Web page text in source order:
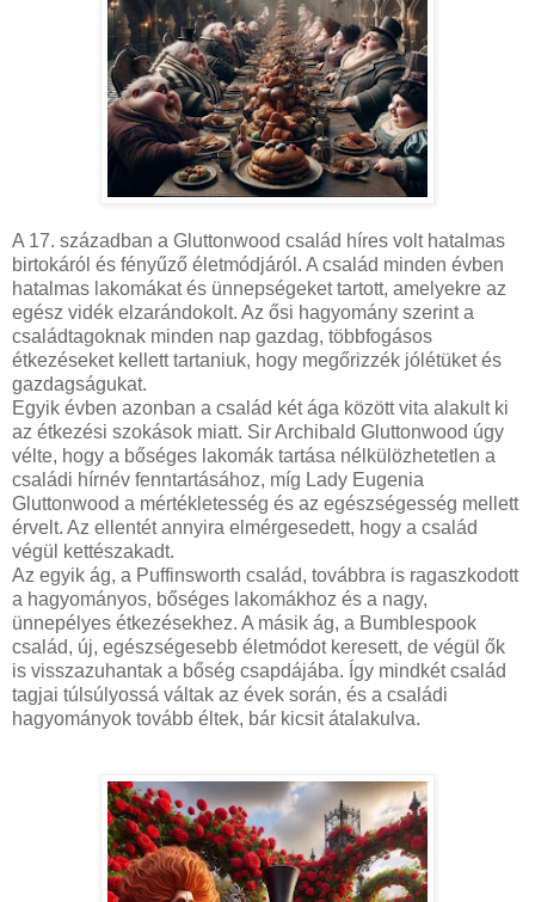
A 17. században a Gluttonwood család híres volt hatalmas
birtokáról és fényűző életmódjáról. A család minden évben
hatalmas lakomákat és ünnepségeket tartott, amelyekre az
egész vidék elzarándokolt. Az ősi hagyomány szerint a
családtagoknak minden nap gazdag, többfogásos
étkezéseket kellett tartaniuk, hogy megőrizzék jólétüket és
gazdagságukat.
Egyik évben azonban a család két ága között vita alakult ki
az étkezési szokások miatt. Sir Archibald Gluttonwood úgy
vélte, hogy a bőséges lakomák tartása nélkülözhetetlen a
családi hírnév fenntartásához, míg Lady Eugenia
Gluttonwood a mértékletesség és az egészségesség mellett
érvelt. Az ellentét annyira elmérgesedett, hogy a család
végül kettészakadt.
Az egyik ág, a Puffinsworth család, továbbra is ragaszkodott
a hagyományos, bőséges lakomákhoz és a nagy,
ünnepélyes étkezésekhez. A másik ág, a Bumblespook
család, új, egészségesebb életmódot keresett, de végül ők
is visszazuhantak a bőség csapdájába. Így mindkét család
tagjai túlsúlyossá váltak az évek során, és a családi
hagyományok tovább éltek, bár kicsit átalakulva.